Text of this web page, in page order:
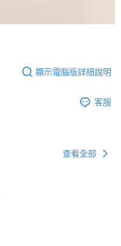
顯示電腦版詳細說明
客服
查看全部